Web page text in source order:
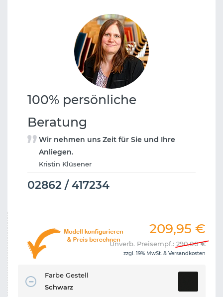
100% persönliche
Beratung
Wir nehmen uns Zeit für Sie und Ihre
Anliegen.
Kristin Klüsener
02862 / 417234
209,95 €
Unverb. Preisempf.: 290,00€
zzgl. 19% MwSt. & Versandkosten
Farbe Gestell
Schwarz